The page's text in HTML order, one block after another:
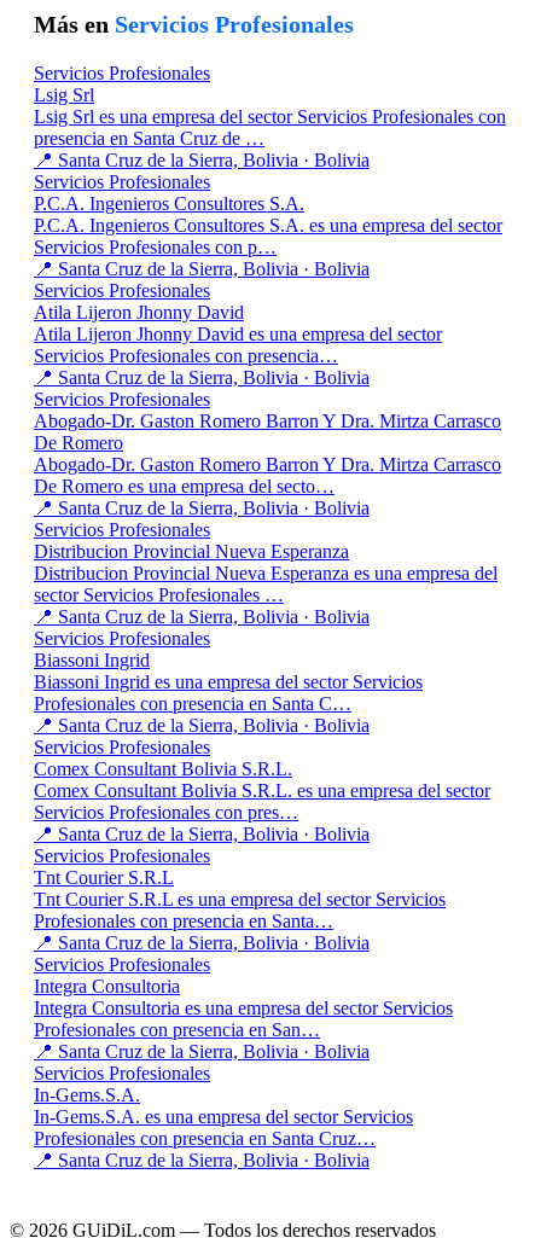
Más en Servicios Profesionales
Servicios Profesionales
Lsig Srl
Lsig Srl es una empresa del sector Servicios Profesionales con
presencia en Santa Cruz de …
📍 Santa Cruz de la Sierra, Bolivia · Bolivia
Servicios Profesionales
P.C.A. Ingenieros Consultores S.A.
P.C.A. Ingenieros Consultores S.A. es una empresa del sector
Servicios Profesionales con p…
📍 Santa Cruz de la Sierra, Bolivia · Bolivia
Servicios Profesionales
Atila Lijeron Jhonny David
Atila Lijeron Jhonny David es una empresa del sector
Servicios Profesionales con presencia…
📍 Santa Cruz de la Sierra, Bolivia · Bolivia
Servicios Profesionales
Abogado-Dr. Gaston Romero Barron Y Dra. Mirtza Carrasco
De Romero
Abogado-Dr. Gaston Romero Barron Y Dra. Mirtza Carrasco
De Romero es una empresa del secto…
📍 Santa Cruz de la Sierra, Bolivia · Bolivia
Servicios Profesionales
Distribucion Provincial Nueva Esperanza
Distribucion Provincial Nueva Esperanza es una empresa del
sector Servicios Profesionales …
📍 Santa Cruz de la Sierra, Bolivia · Bolivia
Servicios Profesionales
Biassoni Ingrid
Biassoni Ingrid es una empresa del sector Servicios
Profesionales con presencia en Santa C…
📍 Santa Cruz de la Sierra, Bolivia · Bolivia
Servicios Profesionales
Comex Consultant Bolivia S.R.L.
Comex Consultant Bolivia S.R.L. es una empresa del sector
Servicios Profesionales con pres…
📍 Santa Cruz de la Sierra, Bolivia · Bolivia
Servicios Profesionales
Tnt Courier S.R.L
Tnt Courier S.R.L es una empresa del sector Servicios
Profesionales con presencia en Santa…
📍 Santa Cruz de la Sierra, Bolivia · Bolivia
Servicios Profesionales
Integra Consultoria
Integra Consultoria es una empresa del sector Servicios
Profesionales con presencia en San…
📍 Santa Cruz de la Sierra, Bolivia · Bolivia
Servicios Profesionales
In-Gems.S.A.
In-Gems.S.A. es una empresa del sector Servicios
Profesionales con presencia en Santa Cruz…
📍 Santa Cruz de la Sierra, Bolivia · Bolivia
© 2026 GUiDiL.com — Todos los derechos reservados